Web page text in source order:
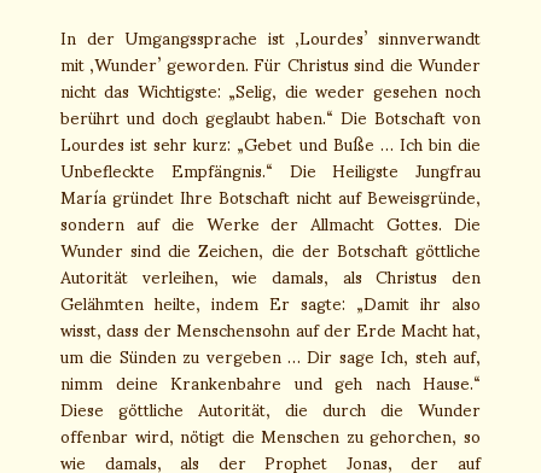
In der Umgangssprache ist ‚Lourdes’ sinnverwandt
mit ‚Wunder’ geworden. Für Christus sind die Wunder
nicht das Wichtigste: „Selig, die weder gesehen noch
berührt und doch geglaubt haben.“ Die Botschaft von
Lourdes ist sehr kurz: „Gebet und Buße … Ich bin die
Unbefleckte Empfängnis.“ Die Heiligste Jungfrau
María gründet Ihre Botschaft nicht auf Beweisgründe,
sondern auf die Werke der Allmacht Gottes. Die
Wunder sind die Zeichen, die der Botschaft göttliche
Autorität verleihen, wie damals, als Christus den
Gelähmten heilte, indem Er sagte: „Damit ihr also
wisst, dass der Menschensohn auf der Erde Macht hat,
um die Sünden zu vergeben … Dir sage Ich, steh auf,
nimm deine Krankenbahre und geh nach Hause.“
Diese göttliche Autorität, die durch die Wunder
offenbar wird, nötigt die Menschen zu gehorchen, so
wie damals, als der Prophet Jonas, der auf